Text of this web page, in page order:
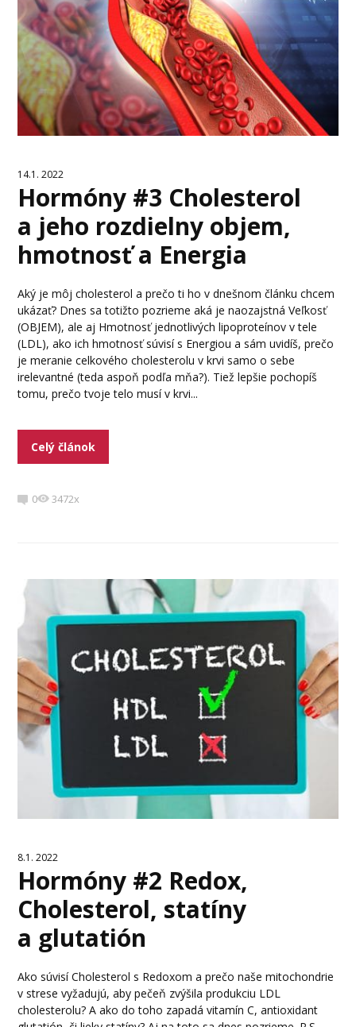
14.1. 2022
Hormóny #3 Cholesterol
a jeho rozdielny objem,
hmotnosť a Energia
Aký je môj cholesterol a prečo ti ho v dnešnom článku chcem
ukázať? Dnes sa totižto pozrieme aká je naozajstná Veľkosť
(OBJEM), ale aj Hmotnosť jednotlivých lipoproteínov v tele
(LDL), ako ich hmotnosť súvisí s Energiou a sám uvidíš, prečo
je meranie celkového cholesterolu v krvi samo o sebe
irelevantné (teda aspoň podľa mňa?). Tiež lepšie pochopíš
tomu, prečo tvoje telo musí v krvi...
Celý článok
0 3472x
8.1. 2022
Hormóny #2 Redox,
Cholesterol, statíny
a glutatión
Ako súvisí Cholesterol s Redoxom a prečo naše mitochondrie
v strese vyžadujú, aby pečeň zvýšila produkciu LDL
cholesterolu? A ako do toho zapadá vitamín C, antioxidant